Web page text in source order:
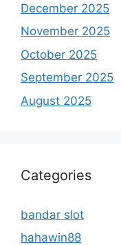
December 2025
November 2025
October 2025
September 2025
August 2025
Categories
bandar slot
hahawin88